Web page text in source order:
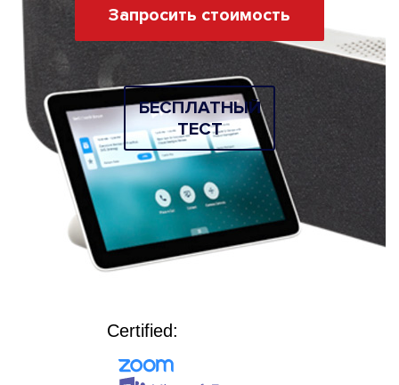
Запросить стоимость
БEСПЛАТНЫЙ
ТЕСТ
Certified: